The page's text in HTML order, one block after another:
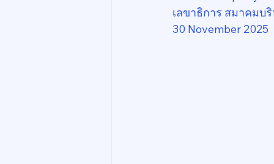
เลขาธิการ สมาคมบ
30 November 2025